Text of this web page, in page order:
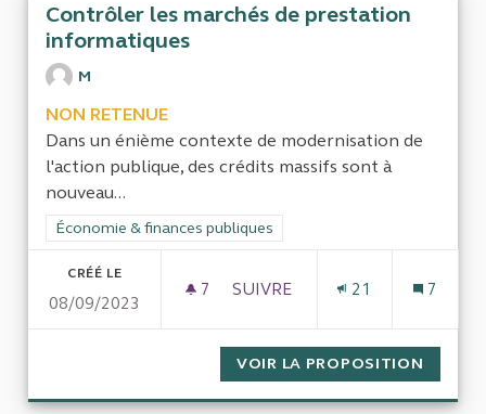
Contrôler les marchés de prestation
informatiques
M
NON RETENUE
Dans un énième contexte de modernisation de
l'action publique, des crédits massifs sont à
nouveau...
Filtrer les résultats de la catégorie : Économie & finances
Économie & finances publiques
CRÉÉ LE
08/09/2023
7 7 ABONNÉS
SUIVRE
21 7
VOIR LA PROPOSITION